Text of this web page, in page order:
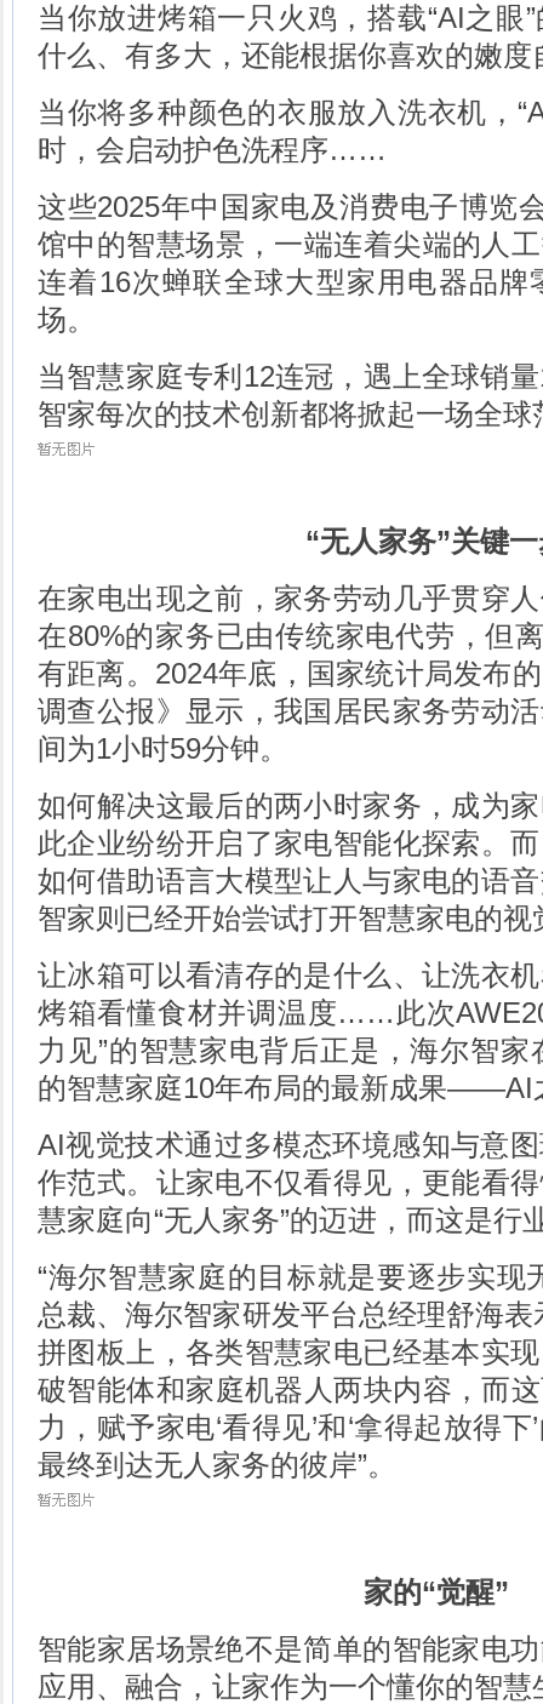
当你放进烤箱一只火鸡，搭载“AI之眼
什么、有多大，还能根据你喜欢的嫩
当你将多种颜色的衣服放入洗衣机，
时，会启动护色洗程序……
这些2025年中国家电及消费电子博览
馆中的智慧场景，一端连着尖端的人
连着16次蝉联全球大型家用电器品牌
场。
当智慧家庭专利12连冠，遇上全球销
智家每次的技术创新都将掀起一场全
“无人家务”关键
在家电出现之前，家务劳动几乎贯穿
在80%的家务已由传统家电代劳，但
有距离。2024年底，国家统计局发布
调查公报》显示，我国居民家务劳动
间为1小时59分钟。
如何解决这最后的两小时家务，成为
此企业纷纷开启了家电智能化探索。
如何借助语言大模型让人与家电的语
智家则已经开始尝试打开智慧家电的视
让冰箱可以看清存的是什么、让洗衣
烤箱看懂食材并调温度……此次
力见”的智慧家电背后正是，海尔智
的智慧家庭10年布局的最新成果——AI
AI视觉技术通过多模态环境感知与意
作范式。让家电不仅看得见，更能看
慧家庭向“无人家务”的迈进，而这是行
“海尔智慧家庭的目标就是要逐步实现
总裁、海尔智家研发平台总经理舒海
拼图板上，各类智慧家电已经基本实
破智能体和家庭机器人两块内容，而
力，赋予家电‘看得见’和‘拿得起放得
最终到达无人家务的彼岸”。
家的“觉醒”
智能家居场景绝不是简单的智能家电
应用、融合，让家作为一个懂你的智慧